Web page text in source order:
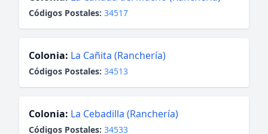
Códigos Postales: 34517
Colonia: La Cañita (Ranchería)
Códigos Postales: 34513
Colonia: La Cebadilla (Ranchería)
Códigos Postales: 34533